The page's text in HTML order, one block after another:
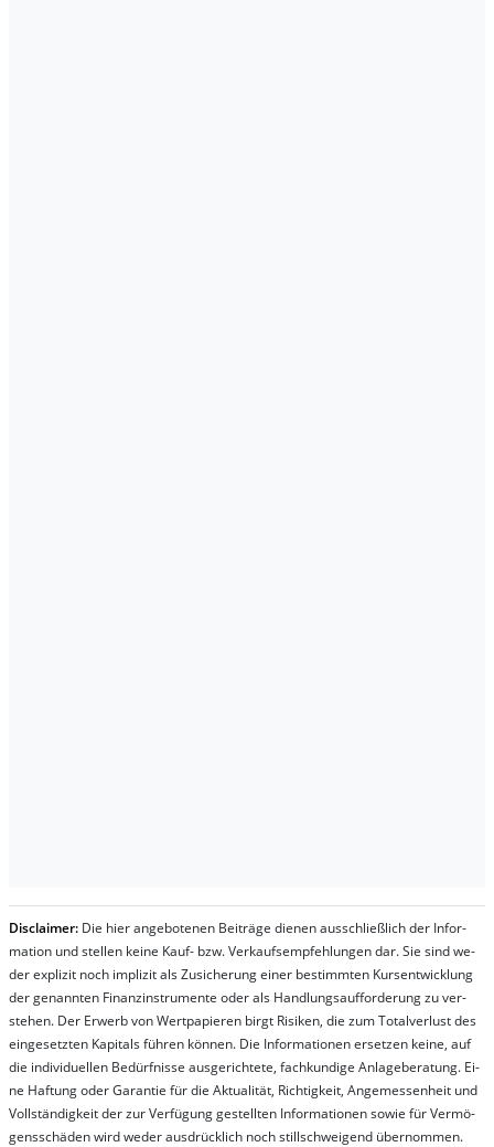
Dis­clai­mer: Die hier an­ge­bo­te­nen Bei­trä­ge die­nen aus­schließ­lich der In­for­
ma­t­ion und stel­len kei­ne Kauf- bzw. Ver­kaufs­em­pfeh­lung­en dar. Sie sind we­
der ex­pli­zit noch im­pli­zit als Zu­sich­er­ung ei­ner be­stim­mt­en Kurs­ent­wick­lung
der ge­nan­nt­en Fi­nanz­in­stru­men­te oder als Handl­ungs­auf­for­der­ung zu ver­
steh­en. Der Er­werb von Wert­pa­pier­en birgt Ri­si­ken, die zum To­tal­ver­lust des
ein­ge­setz­ten Ka­pi­tals füh­ren kön­nen. Die In­for­ma­tion­en er­setz­en kei­ne, auf
die in­di­vi­du­el­len Be­dür­fnis­se aus­ge­rich­te­te, fach­kun­di­ge An­la­ge­be­ra­tung. Ei­
ne Haf­tung oder Ga­ran­tie für die Ak­tu­ali­tät, Rich­tig­keit, An­ge­mes­sen­heit und
Vol­lständ­ig­keit der zur Ver­fü­gung ge­stel­lt­en In­for­ma­tion­en so­wie für Ver­mö­
gens­schä­den wird we­der aus­drück­lich noch stil­lschwei­gend über­nom­men.